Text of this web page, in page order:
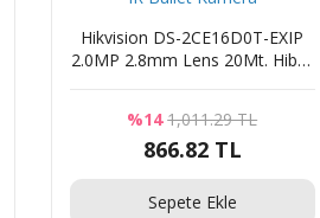
Hikvision DS-2CE16D0T-EXIP
2.0MP 2.8mm Lens 20Mt. Hibrit
%14 1,011.29 TL
866.82 TL
Sepete Ekle